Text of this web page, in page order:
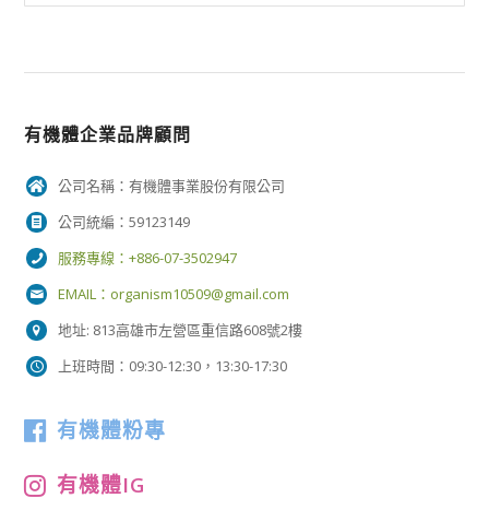
有機體企業品牌顧問
公司名稱：有機體事業股份有限公司
公司統編：59123149
服務專線：+886-07-3502947
EMAIL： organism10509@gmail.com
地址: 813高雄市左營區重信路608號2樓
上班時間：09:30-12:30，13:30-17:30
有機體粉專
有機體IG